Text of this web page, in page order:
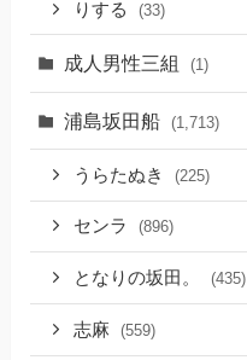
りする (33)
成人男性三組 (1)
浦島坂田船 (1,713)
うらたぬき (225)
センラ (896)
となりの坂田。 (435)
志麻 (559)